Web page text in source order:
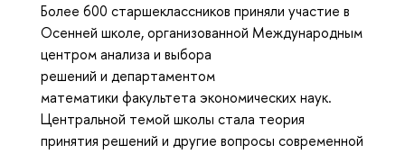
Более 600 старшеклассников приняли участие в
Осенней школе, организованной Международным
центром анализа и выбора
решений и департаментом
математики факультета экономических наук.
Центральной темой школы стала теория
принятия решений и другие вопросы современной